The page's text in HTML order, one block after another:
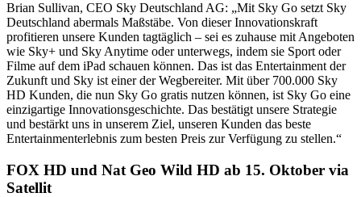
Brian Sullivan, CEO Sky Deutschland AG: „Mit Sky Go setzt Sky
Deutschland abermals Maßstäbe. Von dieser Innovationskraft
profitieren unsere Kunden tagtäglich – sei es zuhause mit Angeboten
wie Sky+ und Sky Anytime oder unterwegs, indem sie Sport oder
Filme auf dem iPad schauen können. Das ist das Entertainment der
Zukunft und Sky ist einer der Wegbereiter. Mit über 700.000 Sky
HD Kunden, die nun Sky Go gratis nutzen können, ist Sky Go eine
einzigartige Innovationsgeschichte. Das bestätigt unsere Strategie
und bestärkt uns in unserem Ziel, unseren Kunden das beste
Entertainmenterlebnis zum besten Preis zur Verfügung zu stellen.“
FOX HD und Nat Geo Wild HD ab 15. Oktober via
Satellit